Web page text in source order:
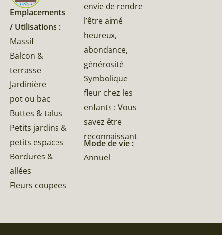
Emplacements
/ Utilisations :
Massif
Balcon &
terrasse
Jardinière
pot ou bac
Buttes & talus
Petits jardins &
petits espaces
Bordures &
allées
Fleurs coupées
envie de rendre
l’être aimé
heureux,
abondance,
générosité
Symbolique
fleur chez les
enfants : Vous
savez être
reconnaissant
Mode de vie :
Annuel